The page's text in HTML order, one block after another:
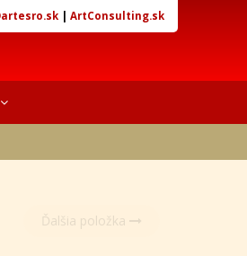
| ArtConsulting.sk
Ďalšia položka